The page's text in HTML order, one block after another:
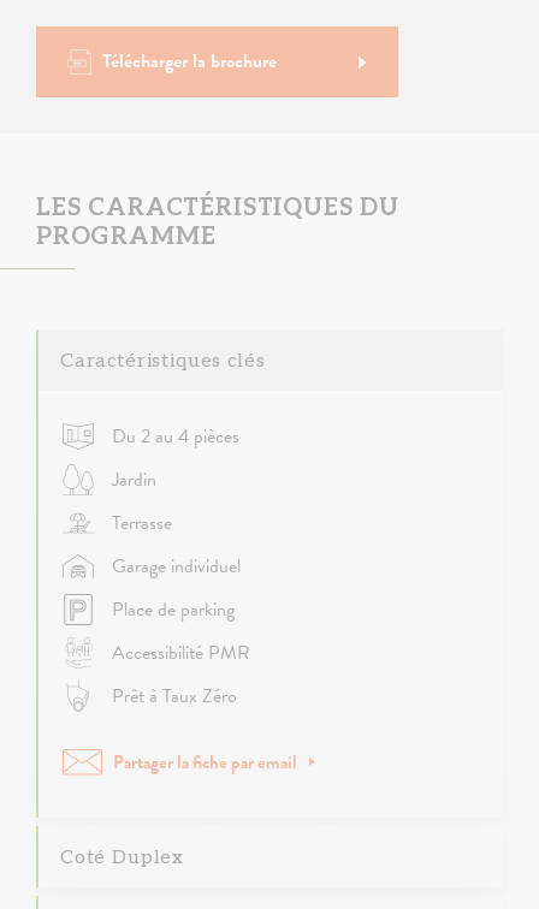
Télécharger la brochure
LES CARACTÉRISTIQUES DU
PROGRAMME
Caractéristiques clés
Du 2 au 4 pièces
Jardin
Terrasse
Garage individuel
Place de parking
Accessibilité PMR
Prêt à Taux Zéro
Partager la fiche par email
Coté Duplex